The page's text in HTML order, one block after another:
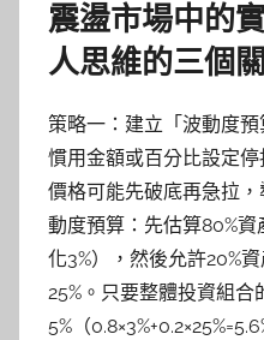
震盪市場中的
人思維的三個
策略一：建立「波動度
慣用金額或百分比設定
價格可能先破底再急拉
動度預算：先估算80%
化3%），然後允許20%
25%。只要整體投資組
5%（